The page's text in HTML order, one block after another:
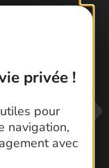
privée !
pour
navigation,
avec
famille